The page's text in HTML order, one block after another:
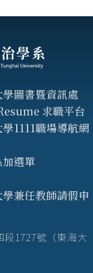
學圖書暨資訊處
求職平台
1111職場導航網
選單
兼任教師請假申
1727號（東海大